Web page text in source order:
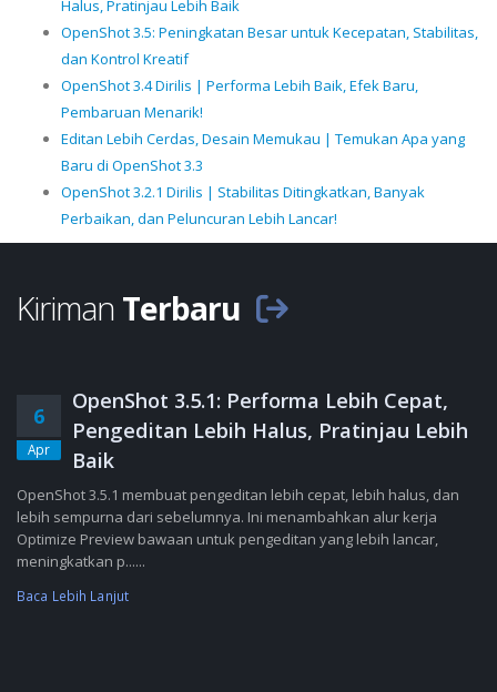
Halus, Pratinjau Lebih Baik
OpenShot 3.5: Peningkatan Besar untuk Kecepatan, Stabilitas,
dan Kontrol Kreatif
OpenShot 3.4 Dirilis | Performa Lebih Baik, Efek Baru,
Pembaruan Menarik!
Editan Lebih Cerdas, Desain Memukau | Temukan Apa yang
Baru di OpenShot 3.3
OpenShot 3.2.1 Dirilis | Stabilitas Ditingkatkan, Banyak
Perbaikan, dan Peluncuran Lebih Lancar!
Kiriman Terbaru
6
Apr
OpenShot 3.5.1: Performa Lebih Cepat,
Pengeditan Lebih Halus, Pratinjau Lebih
Baik
OpenShot 3.5.1 membuat pengeditan lebih cepat, lebih halus, dan
lebih sempurna dari sebelumnya. Ini menambahkan alur kerja
Optimize Preview bawaan untuk pengeditan yang lebih lancar,
meningkatkan p......
Baca Lebih Lanjut